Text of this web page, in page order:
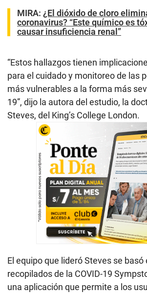
MIRA: ¿El dióxido de cloro
coronavirus? “Este químico es
causar insuficiencia renal”
“Estos hallazgos tienen
para el cuidado y monitoreo de las
más vulnerables a la forma más
19”, dijo la autora del estudio, la
Steves, del King’s College London.
El equipo que lideró Steves se basó
recopilados de la COVID-19
una aplicación que permite a los